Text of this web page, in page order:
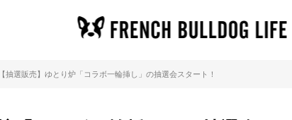
【抽選販売】ゆとり炉「コラボ一輪挿し」の抽選会スタート！